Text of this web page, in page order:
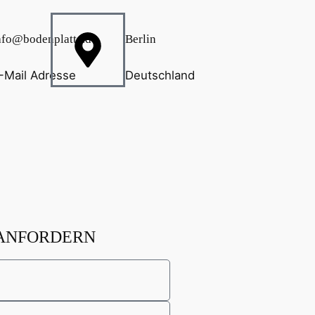
Mail Adresse
Berlin
Deutschland